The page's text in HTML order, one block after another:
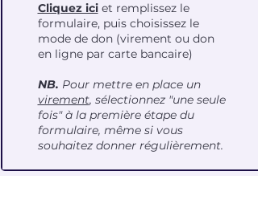
Cliquez iciet remplissez le
formulaire, puis choisissez le
mode de don (virement ou don
en ligne par carte bancaire)
NB. Pour mettre en place un
virement, sélectionnez "une seule
fois" à la première étape du
formulaire, même si vous
souhaitez donner régulièrement.